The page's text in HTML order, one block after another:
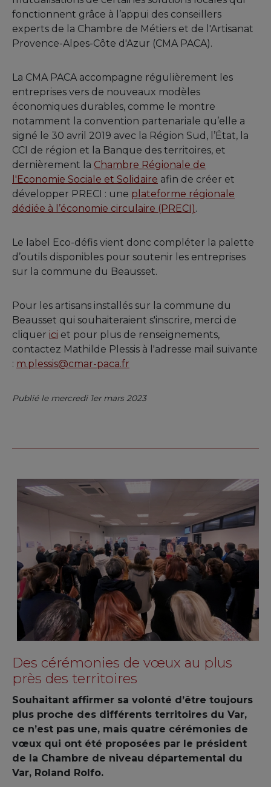
fonctionnent grâce à l’appui des conseillers
experts de la Chambre de Métiers et de l'Artisanat
Provence-Alpes-Côte d'Azur (CMA PACA).
La CMA PACA accompagne régulièrement les
entreprises vers de nouveaux modèles
économiques durables, comme le montre
notamment la convention partenariale qu’elle a
signé le 30 avril 2019 avec la Région Sud, l’État, la
CCI de région et la Banque des territoires, et
dernièrement la Chambre Régionale de
l'Economie Sociale et Solidaire afin de créer et
développer PRECI : une plateforme régionale
dédiée à l’économie circulaire (PRECI).
Le label Eco-défis vient donc compléter la palette
d’outils disponibles pour soutenir les entreprises
sur la commune du Beausset.
Pour les artisans installés sur la commune du
Beausset qui souhaiteraient s'inscrire, merci de
cliquer ici et pour plus de renseignements,
contactez Mathilde Plessis à l'adresse mail suivante
: m.plessis@cmar-paca.fr
Publié le mercredi 1er mars 2023
Des cérémonies de vœux au plus
près des territoires
Souhaitant affirmer sa volonté d’être toujours
plus proche des différents territoires du Var,
ce n’est pas une, mais quatre cérémonies de
vœux qui ont été proposées par le président
de la Chambre de niveau départemental du
Var, Roland Rolfo.